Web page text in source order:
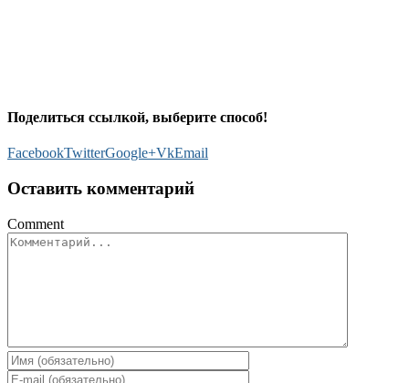
Поделиться ссылкой, выберите способ!
FacebookTwitterGoogle+VkEmail
Оставить комментарий
Comment